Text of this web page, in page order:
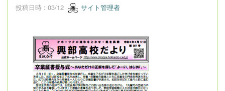
投稿日時 : 03/12 サイト管理者